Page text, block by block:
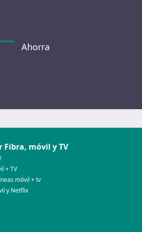
Ahorra
Fibra, móvil y TV
+ TV
móvil + tv
y Netflix